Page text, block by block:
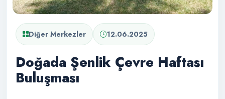
Diğer Merkezler 12.06.2025
Doğada Şenlik Çevre Haftası
Buluşması